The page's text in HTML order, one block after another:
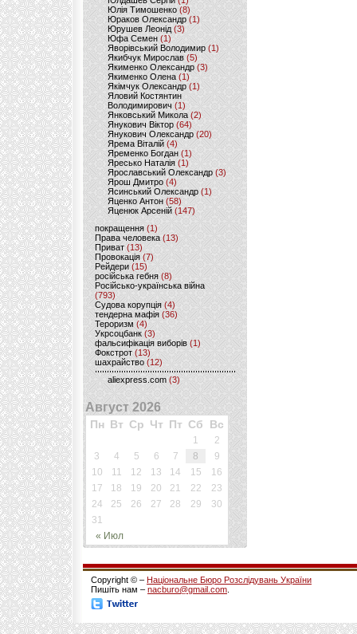
Юлія Тимошенко (8)
Юраков Олександр (1)
Юрушев Леонід (3)
Юфа Семен (1)
Яворівський Володимир (1)
Якибчук Мирослав (5)
Якименко Олександр (3)
Якименко Олена(1)
Якімчук Олександр (1)
Яловий Костянтин
Володимирович (1)
Янковський Микола(2)
Янукович Віктор (64)
Янукович Олександр(20)
Ярема Віталій(4)
Яременко Богдан(1)
Яресько Наталія(1)
Ярославський Олександр (3)
Ярош Дмитро (4)
Ясинський Олександр (1)
Яценко Антон(58)
Яценюк Арсеній (147)
покращення (1)
Права человека(13)
Приват (13)
Провокація (7)
Рейдери (15)
російська гебня (8)
Російсько-українська війна
(793)
Судова корупція (4)
тендерна мафія (36)
Тероризм (4)
Укрсоцбанк (3)
фальсифікація виборів (1)
Фокстрот(13)
шахрайство (12)
aliexpress.com (3)
Август 2026
Пн Вт Ср Чт Пт Сб Вс
« Июл
1
2
3
4 5 6 7 8
9
10
11 12 13 14 15
16
17
18 19 20 21 22
23
24
25 26 27 28 29
30
31
Copyright © – Національне Бюро Розслідувань України
Пишіть нам – nacburo@gmail.com